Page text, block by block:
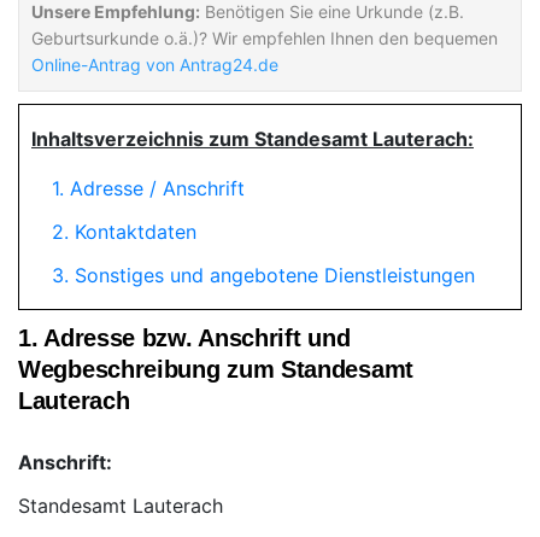
Unsere Empfehlung: Benötigen Sie eine Urkunde (z.B.
Geburtsurkunde o.ä.)? Wir empfehlen Ihnen den bequemen
Online-Antrag von Antrag24.de
Inhaltsverzeichnis zum Standesamt Lauterach:
1. Adresse / Anschrift
2. Kontaktdaten
3. Sonstiges und angebotene Dienstleistungen
1. Adresse bzw. Anschrift und
Wegbeschreibung zum Standesamt
Lauterach
Anschrift:
Standesamt Lauterach